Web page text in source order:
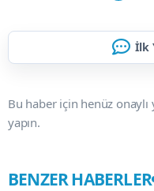
İlk
Bu haber için henüz
yapın.
BENZER HABERLER